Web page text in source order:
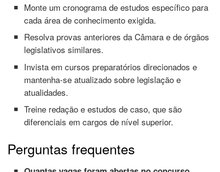
Monte um cronograma de estudos específico para
cada área de conhecimento exigida.
Resolva provas anteriores da Câmara e de órgãos
legislativos similares.
Invista em cursos preparatórios direcionados e
mantenha-se atualizado sobre legislação e
atualidades.
Treine redação e estudos de caso, que são
diferenciais em cargos de nível superior.
Perguntas frequentes